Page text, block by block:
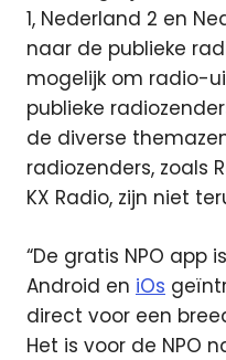
1, Nederland 2 en
naar de publieke
mogelijk om radio-
publieke
de diverse
radiozenders, zoals
KX Radio, zijn niet
“De gratis NPO app
Android en iOs
direct voor een
Het is voor de NPO